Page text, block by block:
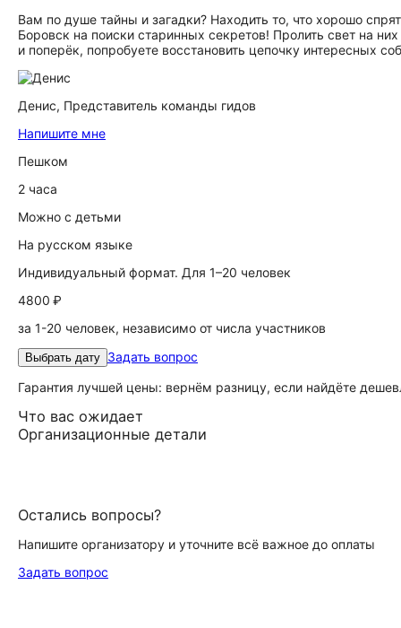
Вам по душе тайны и загадки? Находить то, что хорошо
Боровск на поиски старинных секретов! Пролить свет на
и поперёк, попробуете восстановить цепочку интересных
Денис, Представитель команды гидов
Напишите мне
Пешком
2 часа
Можно с детьми
На русском языке
Индивидуальный формат. Для 1–20 человек
4800 ₽
за 1-20 человек, независимо от числа участников
Выбрать дату Задать вопрос
Гарантия лучшей цены: вернём разницу, если найдёте
Что вас ожидает
Организационные детали
Остались вопросы?
Напишите организатору и уточните всё важное до оплаты
Задать вопрос